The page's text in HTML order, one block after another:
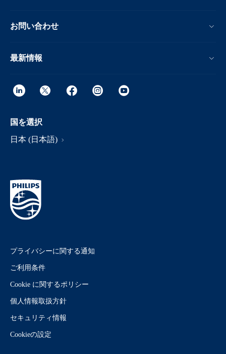
お問い合わせ
最新情報
国を選択
日本 (日本語)
プライバシーに関する通知
ご利用条件
Cookie に関するポリシー
個人情報取扱方針
セキュリティ情報
Cookieの設定